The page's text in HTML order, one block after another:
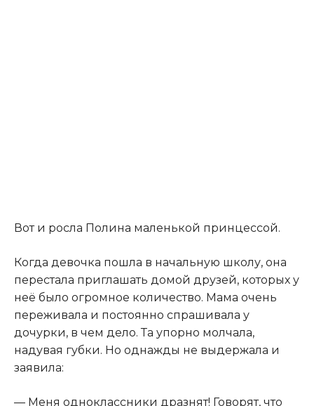
Вот и росла Полина маленькой принцессой.
Когда девочка пошла в начальную школу, она
перестала приглашать домой друзей, которых у
неё было огромное количество. Мама очень
переживала и постоянно спрашивала у
дочурки, в чем дело. Та упорно молчала,
надувая губки. Но однажды не выдержала и
заявила:
— Меня одноклассники дразнят! Говорят, что